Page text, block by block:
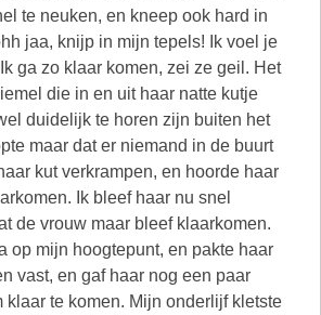
te neuken, en kneep ook hard in
jaa, knijp in mijn tepels! Ik voel je
ga zo klaar komen, zei ze geil. Het
die in en uit haar natte kutje
duidelijk te horen zijn buiten het
maar dat er niemand in de buurt
kut verkrampen, en hoorde haar
Ik bleef haar nu snel
de vrouw maar bleef klaarkomen.
op mijn hoogtepunt, en pakte haar
vast, en gaf haar nog een paar
klaar te komen. Mijn onderlijf kletste